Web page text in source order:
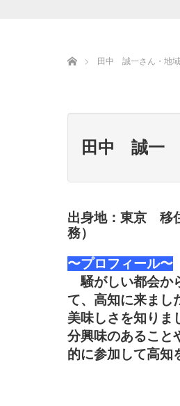
田中 誠一さん・地
田中 誠一
出身地：東京 移
務）
〜プロフィール〜
騒がしい都会か
て、高知に来まし
美味しさを知りま
分興味のあること
的に参加して高知